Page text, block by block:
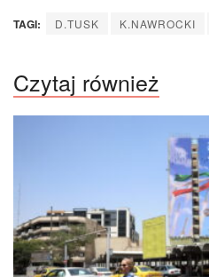
TAGI: D.TUSK K.NAWROCKI
Czytaj również